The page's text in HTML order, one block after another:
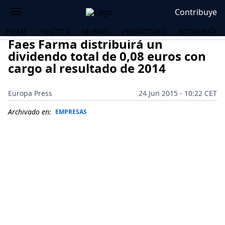
Contribuye
HOME POLÍTICA MUNDO PERIODISMO ECONOMÍA
Faes Farma distribuirá un
dividendo total de 0,08 euros con
cargo al resultado de 2014
Europa Press
24 Jun 2015 - 10:22 CET
Archivado en: EMPRESAS